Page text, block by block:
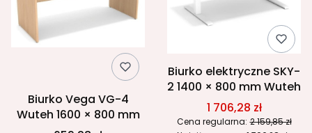
Biurko Vega VG-4
Wuteh 1600 × 800 mm
Biurko elektryczne SKY-
2 1400 × 800 mm Wuteh
1 706,28 zł
Cena regularna: 2 159,85 zł